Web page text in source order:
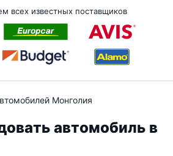
всех известных поставщиков
Монголия
автомобиль в